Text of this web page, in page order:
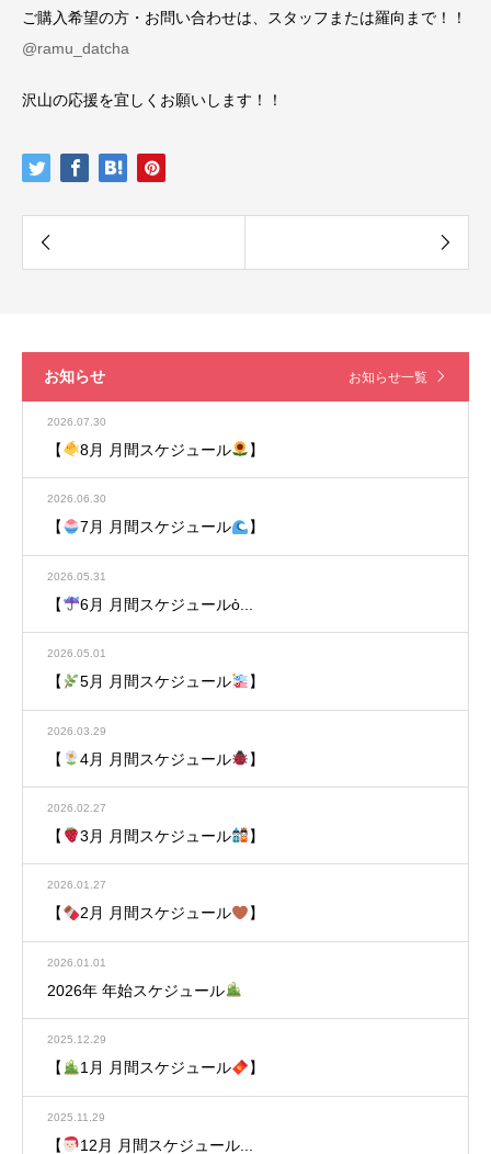
ご購入希望の方・お問い合わせは、スタッフまたは羅向まで！！
@ramu_datcha
沢山の応援を宜しくお願いします！！
お知らせ お知らせ一覧
2026.07.30
【 8月 月間スケジュール 】
2026.06.30
【 7月 月間スケジュール 】
2026.05.31
【 6月 月間スケジュールὀ...
2026.05.01
【 5月 月間スケジュール 】
2026.03.29
【 4月 月間スケジュール 】
2026.02.27
【 3月 月間スケジュール 】
2026.01.27
【 2月 月間スケジュール 】
2026.01.01
2026年 年始スケジュール
2025.12.29
【 1月 月間スケジュール 】
2025.11.29
【 12月 月間スケジュール...